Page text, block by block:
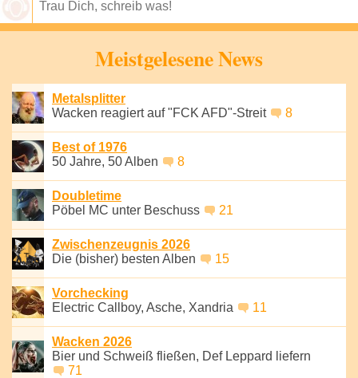
Meistgelesene News
Metalsplitter
Wacken reagiert auf "FCK AFD"-Streit
8
Best of 1976
50 Jahre, 50 Alben
8
Doubletime
Pöbel MC unter Beschuss
21
Zwischenzeugnis 2026
Die (bisher) besten Alben
15
Vorchecking
Electric Callboy, Asche, Xandria
11
Wacken 2026
Bier und Schweiß fließen, Def Leppard liefern
71